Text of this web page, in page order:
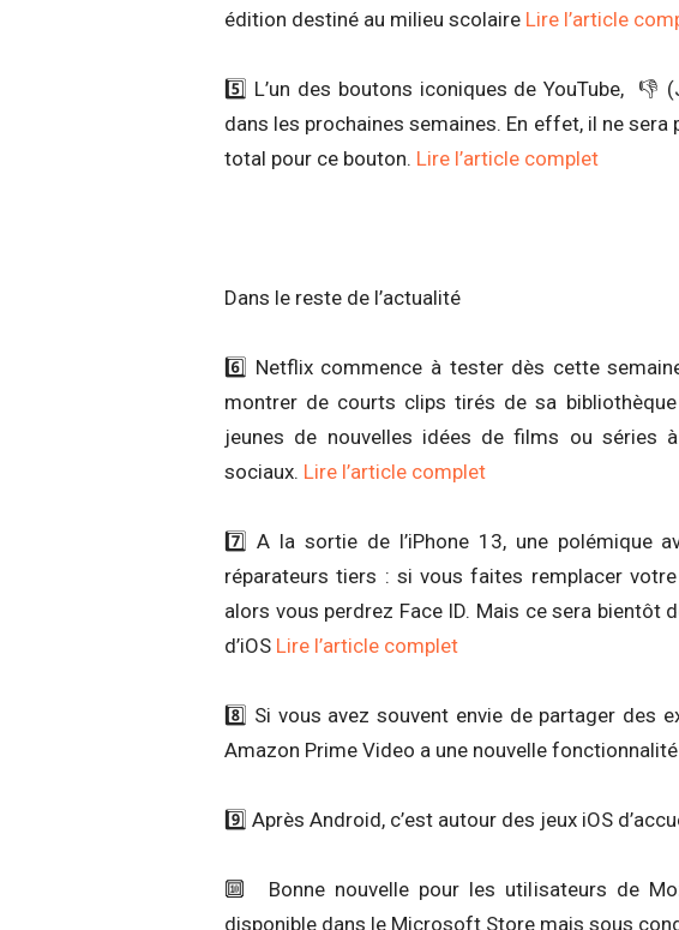
édition destiné au milieu scolaire Lire l’article
5️⃣ L’un des boutons iconiques de YouTube, 👎
dans les prochaines semaines. En effet, il ne
total pour ce bouton. Lire l’article complet
Dans le reste de l’actualité
6️⃣ Netflix commence à tester dès cette
montrer de courts clips tirés de sa
jeunes de nouvelles idées de films ou séries
sociaux. Lire l’article complet
7️⃣ A la sortie de l’iPhone 13, une polémique
réparateurs tiers : si vous faites remplacer
alors vous perdrez Face ID. Mais ce sera bientôt
d’iOS Lire l’article complet
8️⃣ Si vous avez souvent envie de partager des
Amazon Prime Video a une nouvelle
9️⃣ Après Android, c’est autour des jeux iOS
🔟 Bonne nouvelle pour les utilisateurs de
disponible dans le Microsoft Store mais sous